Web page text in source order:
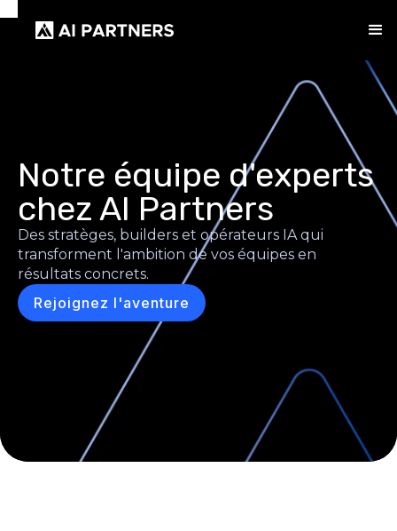
Notre équipe d'experts
chez AI Partners
Des stratèges, builders et opérateurs IA qui
transforment l'ambition de vos équipes en
résultats concrets.
Rejoignez l'aventure